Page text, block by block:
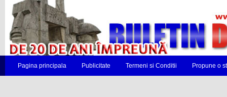
Pagina principala Publicitate Termeni si Conditii Propune o